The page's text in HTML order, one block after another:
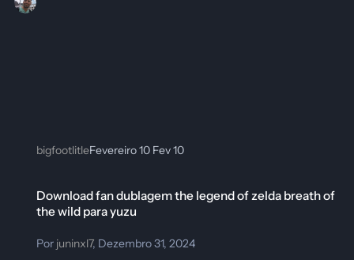
bigfootlitleFevereiro 10 Fev 10
Download fan dublagem the legend of zelda breath of
the wild para yuzu
Por juninxl7, Dezembro 31, 2024